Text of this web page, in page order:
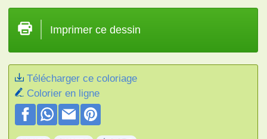
Imprimer ce dessin
Télécharger ce coloriage
Colorier en ligne